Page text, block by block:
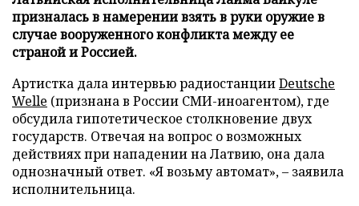
призналась в намерении взять в руки оружие в
случае вооруженного конфликта между ее
страной и Россией.
Артистка дала интервью радиостанцииDeutsche
Welle (признана в России СМИ-иноагентом), где
обсудила гипотетическое столкновение двух
государств. Отвечая на вопрос о возможных
действиях при нападении на Латвию, она дала
однозначный ответ. «Я возьму автомат», – заявила
исполнительница.